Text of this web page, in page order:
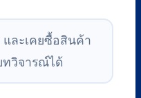
และเคยซื้อสินค้า
วิจารณ์ได้